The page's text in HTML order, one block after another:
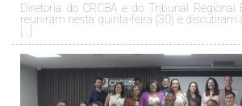
Diretoria do CRCBA e do Tribunal Regional
reuniram nesta quinta-feira (30) e discutiram